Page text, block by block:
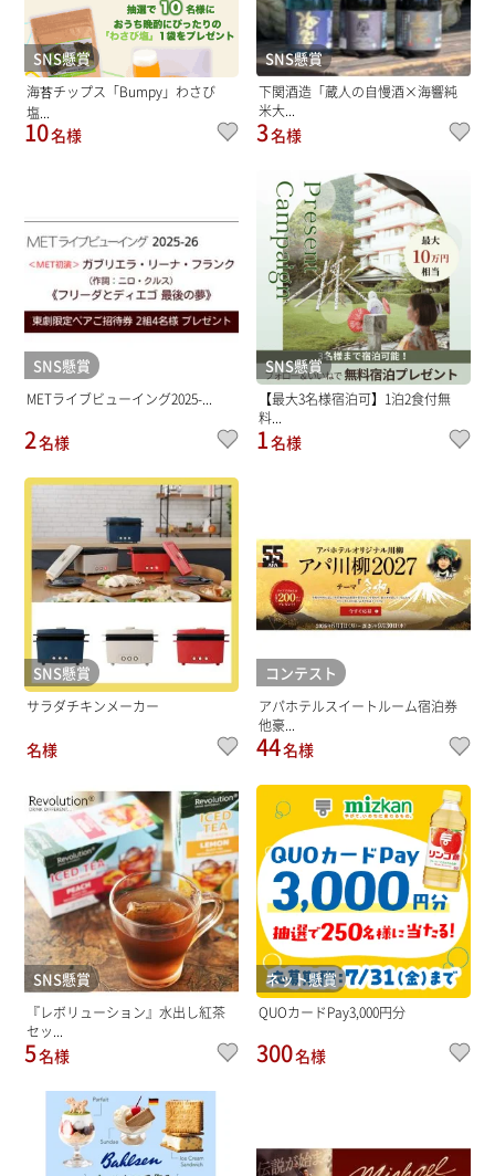
SNS懸賞
海苔チップス「Bumpy」わさび
塩...
10名様
SNS懸賞
下関酒造「蔵人の自慢酒×海響純
米大...
3名様
SNS懸賞
METライブビューイング2025-...
2名様
SNS懸賞
【最大3名様宿泊可】1泊2食付無
料...
1名様
SNS懸賞
サラダチキンメーカー
名様
コンテスト
アパホテルスイートルーム宿泊券
他豪...
44名様
SNS懸賞
『レボリューション』水出し紅茶
セッ...
5名様
ネット懸賞
QUOカードPay3,000円分
300名様